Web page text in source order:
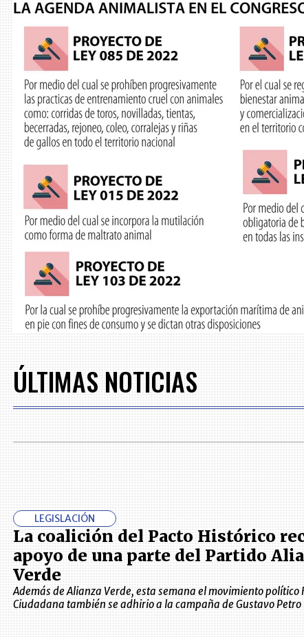
ÚLTIMAS NOTICIAS
LEGISLACIÓN
La coalición del Pacto Histórico
apoyo de una parte del Partido
Verde
Además de Alianza Verde, esta semana el movimiento político
Ciudadana también se adhirio a la campaña de Gustavo Petro